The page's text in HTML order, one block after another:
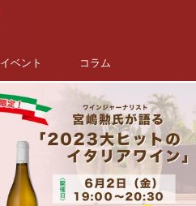
イベント コラム